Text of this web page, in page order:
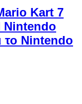
Kart 7
Nintendo
το Nintendo